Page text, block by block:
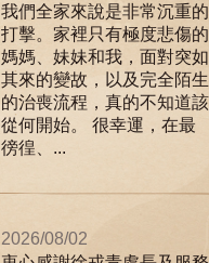
我們全家來說是非常沉重的
打擊。家裡只有極度悲傷的
媽媽、妹妹和我，面對突如
其來的變故，以及完全陌生
的治喪流程，真的不知道該
從何開始。 很幸運，在最
徬徨、...
2026/08/02